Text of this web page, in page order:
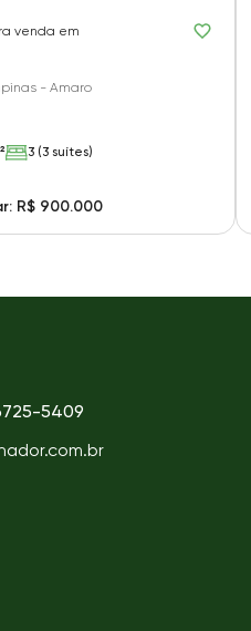
venda em
- Amaro
3 (3 suítes)
R$ 900.000
5409